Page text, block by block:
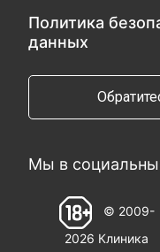
Политика
данных
Мы в
© 2009-
2026 Клиника